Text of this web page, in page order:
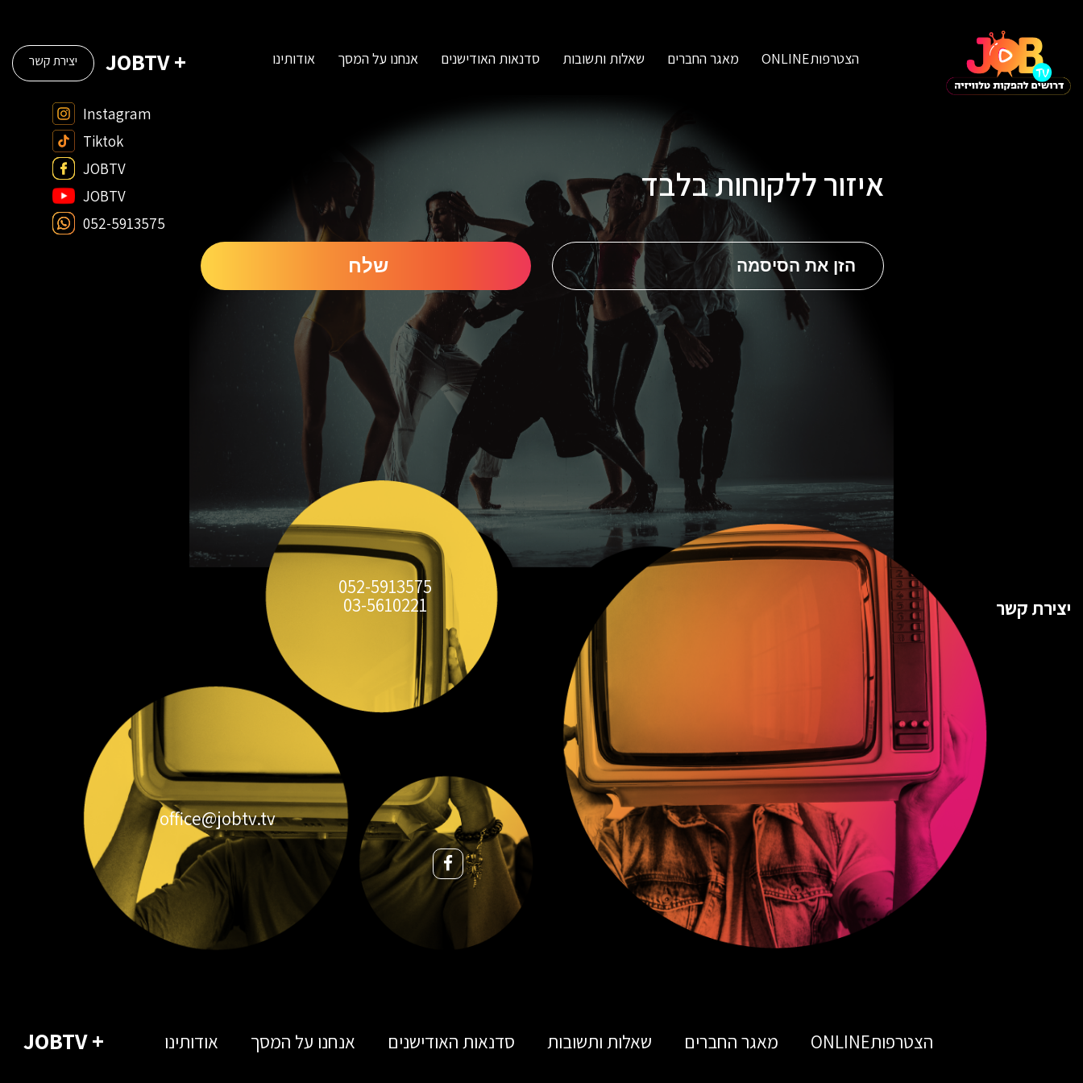
הצטרפותONLINE מאגר החברים שאלות ותשובות סדנאות האודישנים אנחנו על המסך אודותינו + JOBTV יצירת קשר
Instagram
Tiktok
JOBTV
JOBTV
052-5913575
איזור ללקוחות בלבד
יצירת קשר
052-5913575
03-5610221
office@jobtv.tv
הצטרפותONLINE מאגר החברים שאלות ותשובות סדנאות האודישנים אנחנו על המסך אודותינו + JOBTV